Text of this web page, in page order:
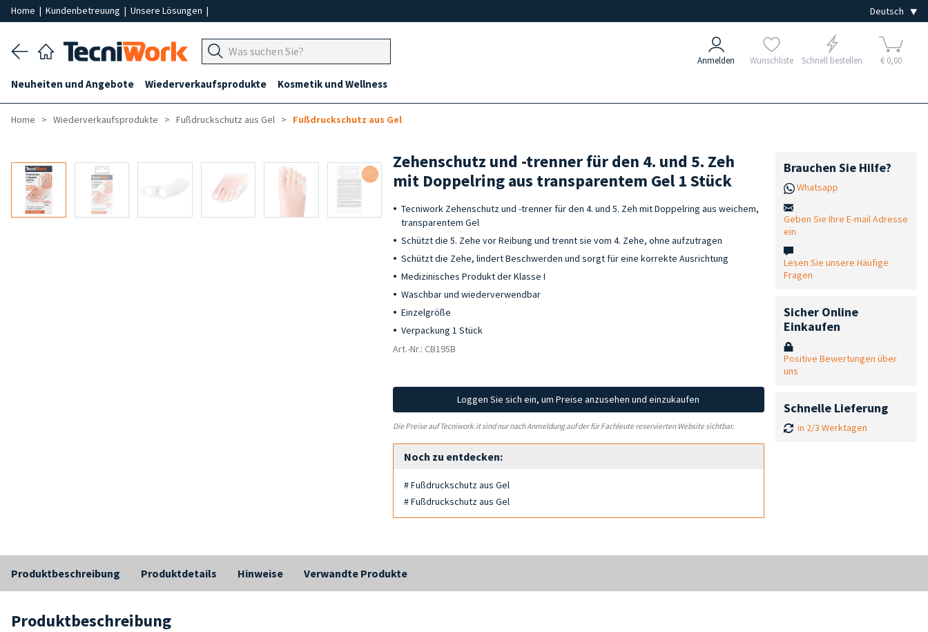
Home | Kundenbetreuung | Unsere Lösungen |
Anmelden Wunschliste Schnell bestellen € 0,00
Neuheiten und Angebote Wiederverkaufsprodukte Kosmetik und Wellness
Home Wiederverkaufsprodukte Fußdruckschutz aus Gel Fußdruckschutz aus Gel
-50%
Zehenschutz und -trenner für den 4. und 5. Zeh
mit Doppelring aus transparentem Gel 1 Stück
Tecniwork Zehenschutz und -trenner für den 4. und 5. Zeh mit Doppelring aus weichem,
transparentem Gel
Schützt die 5. Zehe vor Reibung und trennt sie vom 4. Zehe, ohne aufzutragen
Schützt die Zehe, lindert Beschwerden und sorgt für eine korrekte Ausrichtung
Medizinisches Produkt der Klasse I
Waschbar und wiederverwendbar
Einzelgröße
Verpackung 1 Stück
Art.-Nr.: CB195B
Loggen Sie sich ein, um Preise anzusehen und einzukaufen
Die Preise auf Tecniwork.it sind nur nach Anmeldung auf der für Fachleute reservierten Website sichtbar.
Noch zu entdecken:
# Fußdruckschutz aus Gel
# Fußdruckschutz aus Gel
Brauchen Sie Hilfe?
Whatsapp
Geben Sie Ihre E-mail Adresse
ein
Lesen Sie unsere Häufige
Fragen
Sicher Online
Einkaufen
Positive Bewertungen über
uns
Schnelle Lieferung
in 2/3 Werktagen
Produktbeschreibung Produktdetails Hinweise Verwandte Produkte
Produktbeschreibung